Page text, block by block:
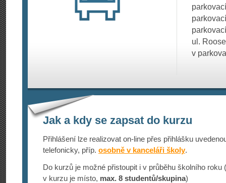
ul.
v
Jak a kdy se zapsat do kurzu
Přihlášení lze realizovat on-line přes přihlášku
telefonicky, příp. osobně v kanceláři školy.
Do kurzů je možné přistoupit i v průběhu školního roku
v kurzu je místo, max. 8 studentů/sku­pina)